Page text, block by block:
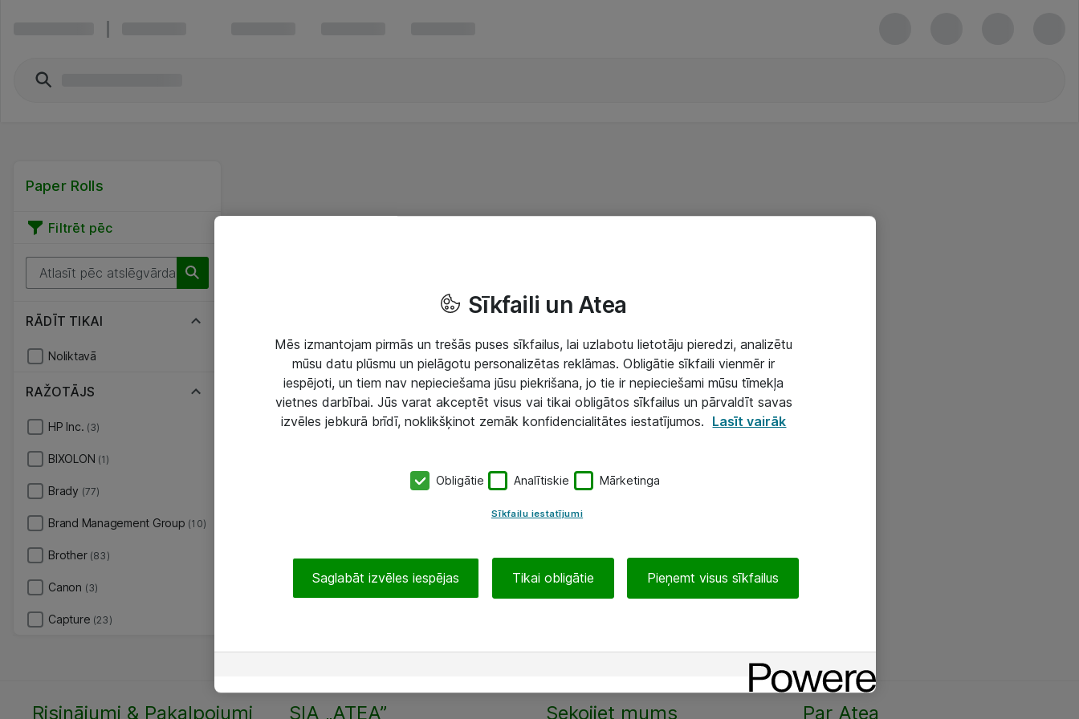
Paper Rolls
Filtrēt pēc
RĀDĪT TIKAI
Noliktavā
RAŽOTĀJS
HP Inc. (3)
BIXOLON (1)
Brady (77)
Brand Management Group (10)
Brother (83)
Canon (3)
Capture (23)
Risinājumi & Pakalpojumi SIA „ATEA” Sekojiet mums Par Atea
Sīkfaili un Atea
Mēs izmantojam pirmās un trešās puses sīkfailus, lai uzlabotu lietotāju pieredzi, analizētu
mūsu datu plūsmu un pielāgotu personalizētas reklāmas. Obligātie sīkfaili vienmēr ir
iespējoti, un tiem nav nepieciešama jūsu piekrišana, jo tie ir nepieciešami mūsu tīmekļa
vietnes darbībai. Jūs varat akceptēt visus vai tikai obligātos sīkfailus un pārvaldīt savas
izvēles jebkurā brīdī, noklikšķinot zemāk konfidencialitātes iestatījumos. Lasīt vairāk
Obligātie Analītiskie Mārketinga
Sīkfailu iestatījumi
Saglabāt izvēles iespējas Tikai obligātie Pieņemt visus sīkfailus